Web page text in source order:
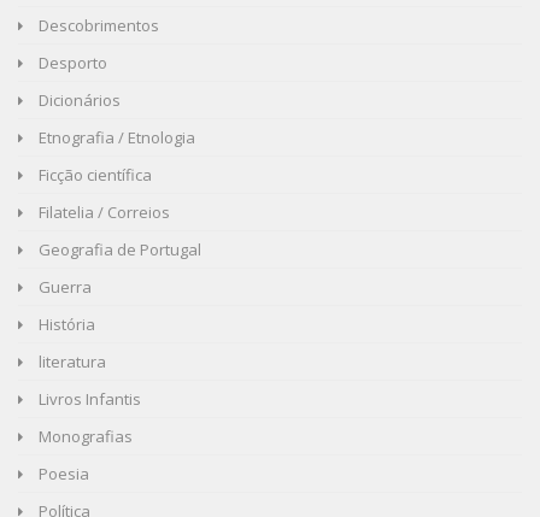
Descobrimentos
Desporto
Dicionários
Etnografia / Etnologia
Ficção científica
Filatelia / Correios
Geografia de Portugal
Guerra
História
literatura
Livros Infantis
Monografias
Poesia
Política